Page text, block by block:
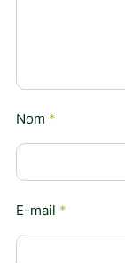
Nom *
E-mail *